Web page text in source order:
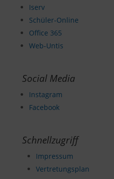
Iserv
Schüler-Online
Office 365
Web-Untis
Social Media
Instagram
Facebook
Schnellzugriff
Impressum
Vertretungsplan